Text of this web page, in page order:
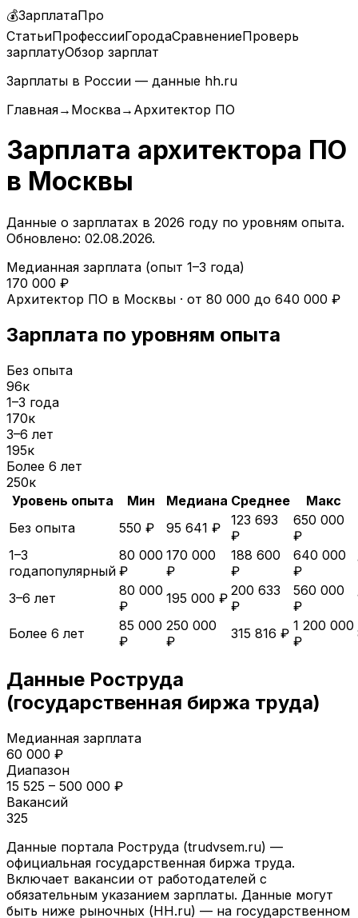
💰ЗарплатаПро
СтатьиПрофессииГородаСравнениеПроверь
зарплатуОбзор зарплат
Зарплаты в России — данные hh.ru
Главная→ Москва→ Архитектор ПО
Зарплата архитектора ПО
в Москвы
Данные о зарплатах в 2026 году по уровням опыта.
Обновлено: 02.08.2026.
Медианная зарплата (опыт 1–3 года)
170 000 ₽
Архитектор ПО в Москвы · от 80 000 до 640 000 ₽
Зарплата по уровням опыта
Без опыта
96к
1–3 года
170к
3–6 лет
195к
Более 6 лет
250к
Уровень опыта
Мин Медиана Среднее Макс
Без опыта
550 ₽ 95 641 ₽
123 693
₽
650 000
₽
1–3
годапопулярный
80 000
₽
170 000
₽
188 600
₽
640 000
₽
3–6 лет
80 000
₽
195 000 ₽ 200 633
₽
560 000
₽
Более 6 лет
85 000
₽
250 000
₽
315 816 ₽ 1 200 000
₽
Данные Роструда
(государственная биржа труда)
Медианная зарплата
60 000 ₽
Диапазон
15 525 – 500 000 ₽
Вакансий
325
Данные портала Роструда (trudvsem.ru) —
официальная государственная биржа труда.
Включает вакансии от работодателей с
обязательным указанием зарплаты. Данные могут
быть ниже рыночных (HH.ru) — на государственном